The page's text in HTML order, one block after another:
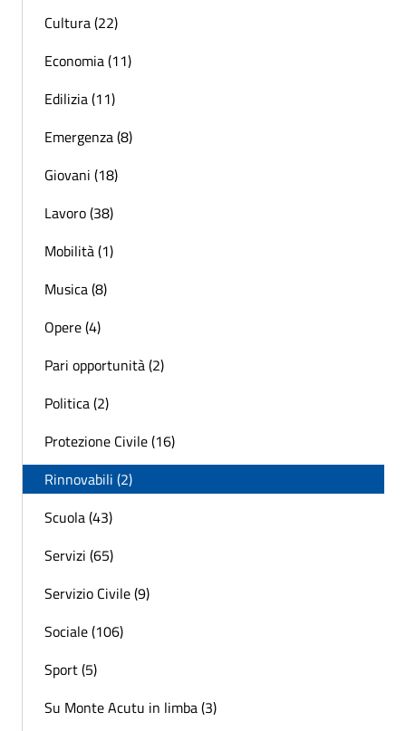
Cultura (22)
Economia (11)
Edilizia (11)
Emergenza (8)
Giovani (18)
Lavoro (38)
Mobilità (1)
Musica (8)
Opere (4)
Pari opportunità (2)
Politica (2)
Protezione Civile (16)
Rinnovabili (2)
Scuola (43)
Servizi (65)
Servizio Civile (9)
Sociale (106)
Sport (5)
Su Monte Acutu in limba (3)